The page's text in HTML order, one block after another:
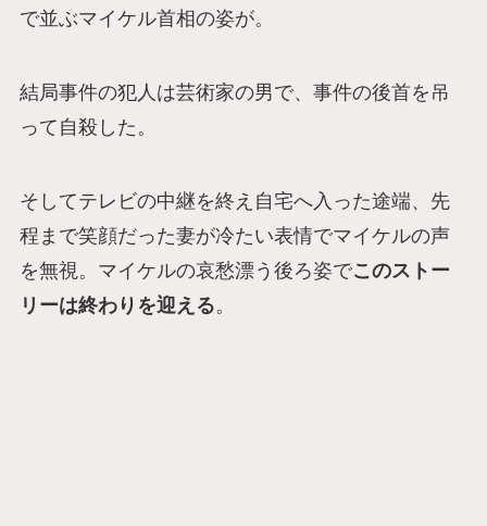
で並ぶマイケル首相の姿が。
結局事件の犯人は芸術家の男で、事件の後首を吊
って自殺した。
そしてテレビの中継を終え自宅へ入った途端、先
程まで笑顔だった妻が冷たい表情でマイケルの声
を無視。マイケルの哀愁漂う後ろ姿でこのストー
リーは終わりを迎える。